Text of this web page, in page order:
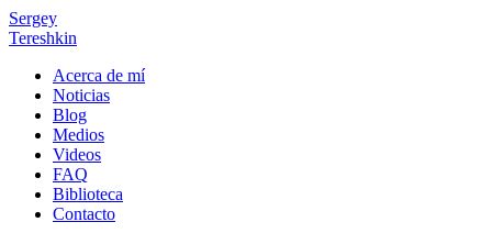
Sergey
Tereshkin
Acerca de mí
Noticias
Blog
Medios
Videos
FAQ
Biblioteca
Contacto